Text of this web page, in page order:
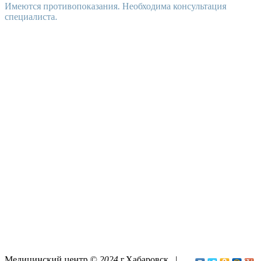
Имеются противопоказания. Необходима консультация
специалиста.